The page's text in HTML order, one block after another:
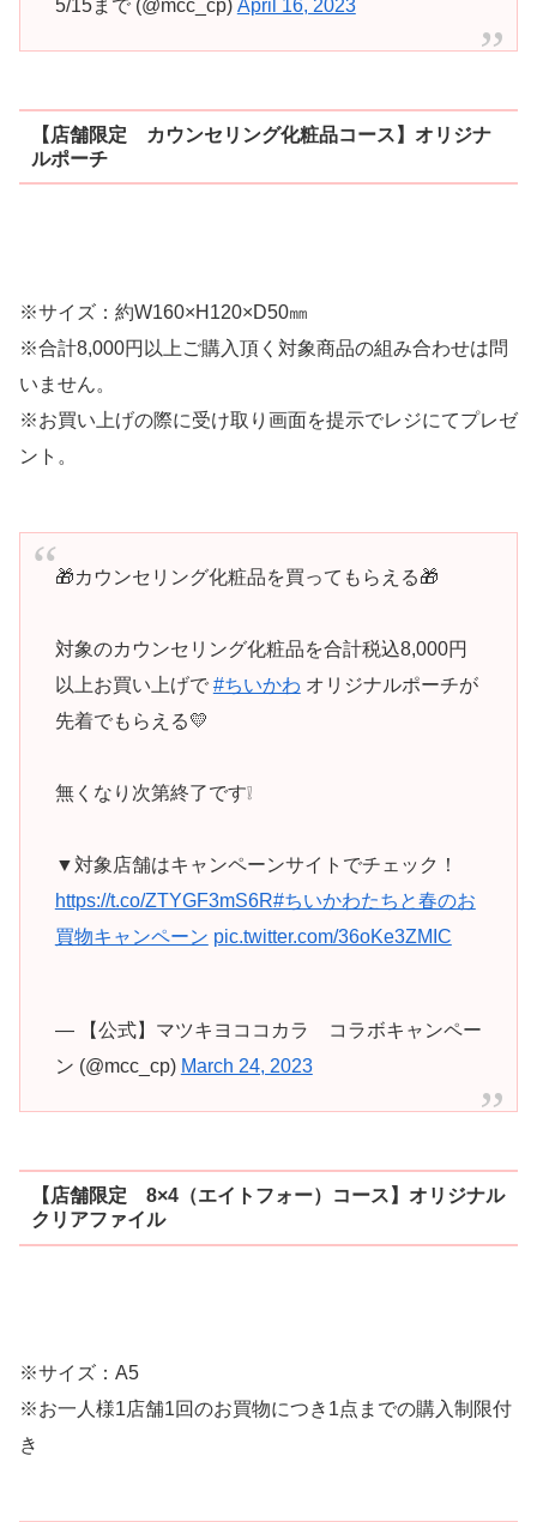
5/15まで (@mcc_cp) April 16, 2023
【店舗限定 カウンセリング化粧品コース】オリジナ
ルポーチ
※サイズ：約W160×H120×D50㎜
※合計8,000円以上ご購入頂く対象商品の組み合わせは問
いません。
※お買い上げの際に受け取り画面を提示でレジにてプレゼ
ント。
🎁カウンセリング化粧品を買ってもらえる🎁
対象のカウンセリング化粧品を合計税込8,000円
以上お買い上げで #ちいかわ オリジナルポーチが
先着でもらえる💛
無くなり次第終了です❕
▼対象店舗はキャンペーンサイトでチェック！
https://t.co/ZTYGF3mS6R#ちいかわたちと春のお
買物キャンペーン pic.twitter.com/36oKe3ZMIC
— 【公式】マツキヨココカラ コラボキャンペー
ン (@mcc_cp) March 24, 2023
【店舗限定 8×4（エイトフォー）コース】オリジナル
クリアファイル
※サイズ：A5
※お一人様1店舗1回のお買物につき1点までの購入制限付
き